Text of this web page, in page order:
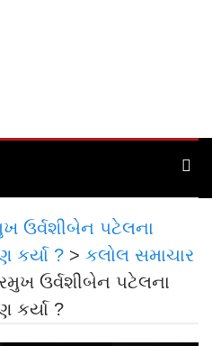
ઉર્વશીબેન પટેલના
કર્યા ? > કલોલ સમાચાર
ઉર્વશીબેન પટેલના
કર્યા ?